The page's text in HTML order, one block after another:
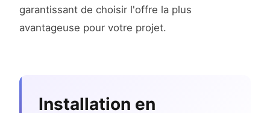
garantissant de choisir l'offre la plus
avantageuse pour votre projet.
Installation en